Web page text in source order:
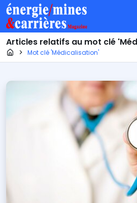
Articles relatifs au mot clé
Page d'accueil
Mot clé 'Médicalisation'